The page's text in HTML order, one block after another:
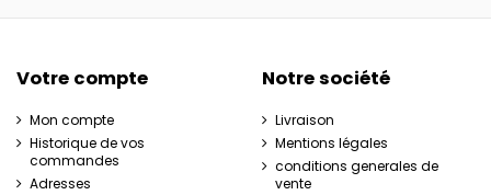
Votre compte
Mon compte
Historique de vos
commandes
Adresses
Notre société
Livraison
Mentions légales
conditions generales de
vente